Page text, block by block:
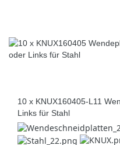
10 x KNUX160405-L11
Links für Stahl